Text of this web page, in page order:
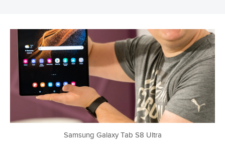
Samsung Galaxy Tab S8 Ultra